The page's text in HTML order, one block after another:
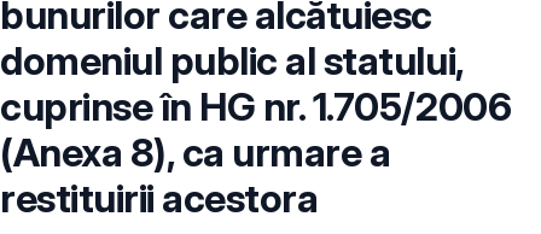
bunurilor care alcătuiesc
domeniul public al statului,
cuprinse în HG nr. 1.705/2006
(Anexa 8), ca urmare a
restituirii acestora